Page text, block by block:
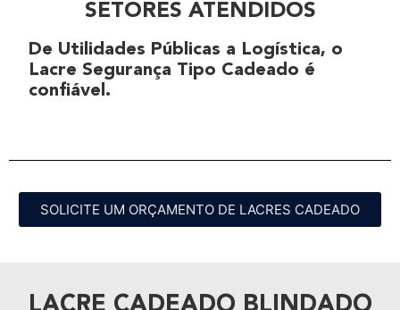
SETORES ATENDIDOS
De Utilidades Públicas a Logística, o
Lacre Segurança Tipo Cadeado é
confiável.
SOLICITE UM ORÇAMENTO DE LACRES CADEADO